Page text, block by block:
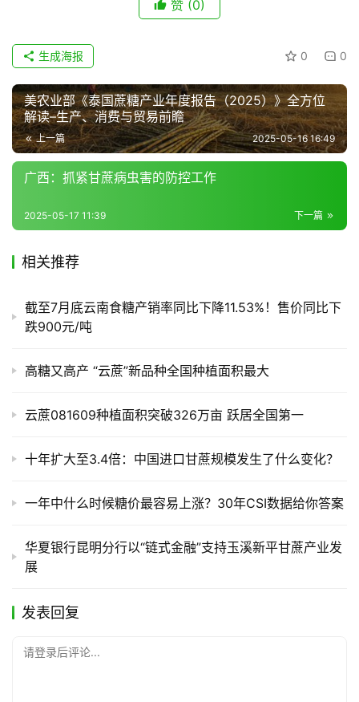
频
道
产
业
产
销
储
赞 (0)
0 0
生成海报
美农业部《泰国蔗糖产业年度报告（2025）》全方位
解读–生产、消费与贸易前瞻
上一篇 2025-05-16 16:49
广西：抓紧甘蔗病虫害的防控工作
下一篇
2025-05-17 11:39
相关推荐
截至7月底云南食糖产销率同比下降11.53%！售价同比下
跌900元/吨
高糖又高产 “云蔗”新品种全国种植面积最大
云蔗081609种植面积突破326万亩 跃居全国第一
十年扩大至3.4倍：中国进口甘蔗规模发生了什么变化？
一年中什么时候糖价最容易上涨？30年CSI数据给你答案
华夏银行昆明分行以“链式金融”支持玉溪新平甘蔗产业发
展
发表回复
请登录后评论...